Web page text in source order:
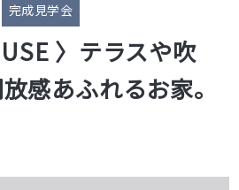
完成見学会
〉テラスや吹
感あふれるお家。